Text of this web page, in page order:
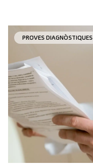
PROVES DIAGNÒSTIQUES